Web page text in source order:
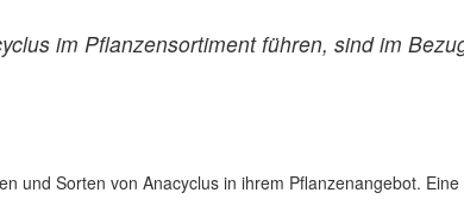
im Pflanzensortiment führen, sind im
und Sorten von Anacyclus in ihrem Pflanzenangebot.